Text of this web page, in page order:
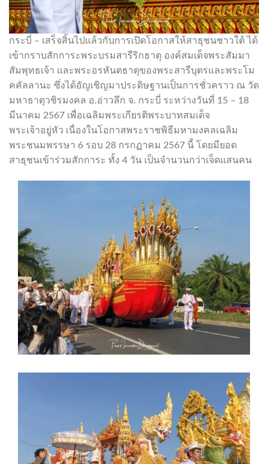
กระบี่ – เสร็จสิ้นไปแล้วกับการเปิดโอกาสให้สาธุชนชาวใต้ ได้
เข้ากราบสักการะพระบรมสารีริกธาตุ องค์สมเด็จพระสัมมา
สัมพุทธเจ้า และพระอรหันตธาตุของพระสารีบุตรและพระโม
คคัลลานะ ซึ่งได้อัญเชิญมาประดิษฐานเป็นการชั่วคราว ณ วัด
มหาธาตุวชิรมงคล อ.อ่าวลึก จ. กระบี่ ระหว่างวันที่ 15 – 18
มีนาคม 2567 เพื่อเฉลิมพระเกียรติพระบาทสมเด็จ
พระเจ้าอยู่หัว เนื่องในโอกาสพระราชพิธีมหามงคลเฉลิม
พระชนมพรรษา 6 รอบ 28 กรกฏาคม 2567 นี้ โดยมียอด
สาธุชนเข้าร่วมสักการะ ทั้ง 4 วัน เป็นจำนวนกว่าเจ็ดแสนคน